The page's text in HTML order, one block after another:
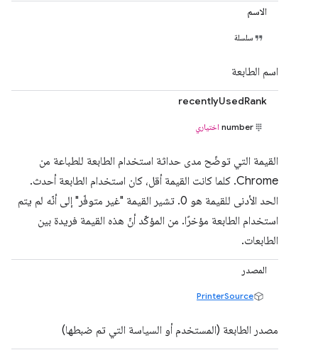
الاسم
سلسلة
اسم الطابعة
recentlyUsedRank
number اختياري
القيمة التي توضّح مدى حداثة استخدام الطابعة للطباعة من
Chrome. كلما كانت القيمة أقل، كان استخدام الطابعة أحدث.
الحد الأدنى للقيمة هو 0. تشير القيمة "غير متوفّر" إلى أنّه لم يتم
استخدام الطابعة مؤخرًا. من المؤكّد أنّ هذه القيمة فريدة بين
الطابعات.
المصدر
PrinterSource
مصدر الطابعة (المستخدم أو السياسة التي تم ضبطها)